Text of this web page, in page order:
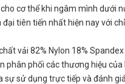
cơ thể khi ngâm mình dưới
đại tiên tiến nhất hiện nay với
vải 82% Nylon 18%
phân phối các thương hiệu
sự sử dụng trực tiếp và đánh